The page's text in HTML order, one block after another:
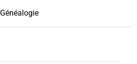
Généalogie